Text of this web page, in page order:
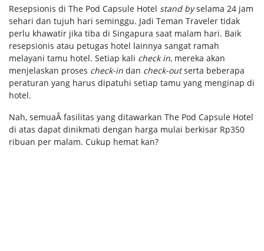
Resepsionis di The Pod Capsule Hotel stand byselama 24 jam
sehari dan tujuh hari seminggu. Jadi Teman Traveler tidak
perlu khawatir jika tiba di Singapura saat malam hari. Baik
resepsionis atau petugas hotel lainnya sangat ramah
melayani tamu hotel. Setiap kali check in, mereka akan
menjelaskan proses check-in dan check-outserta beberapa
peraturan yang harus dipatuhi setiap tamu yang menginap di
hotel.
Nah, semuaÂ fasilitas yang ditawarkan The Pod Capsule Hotel
di atas dapat dinikmati dengan harga mulai berkisar Rp350
ribuan per malam. Cukup hemat kan?